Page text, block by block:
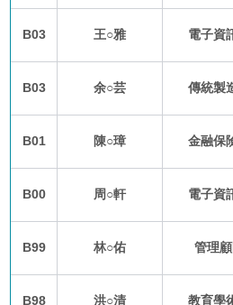
B03 王○雅 電子資
B03 余○芸 傳統製
B01 陳○璋 金融保
B00 周○軒 電子資
B99 林○佑 管理
B98 洪○清 教育學